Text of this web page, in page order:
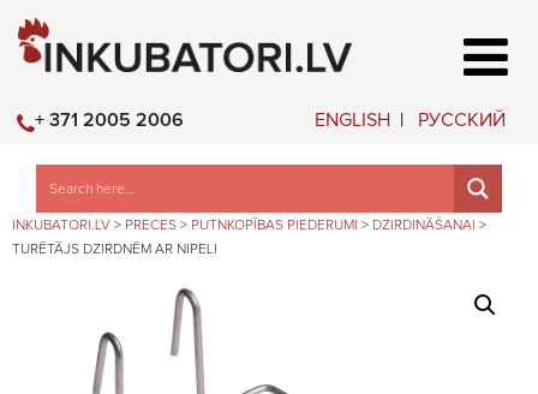
ENGLISH РУССКИЙ
+ 371 2005 2006
INKUBATORI.LV > PRECES > PUTNKOPĪBAS PIEDERUMI > DZIRDINĀŠANAI >
TURĒTĀJS DZIRDNĒM AR NIPELI